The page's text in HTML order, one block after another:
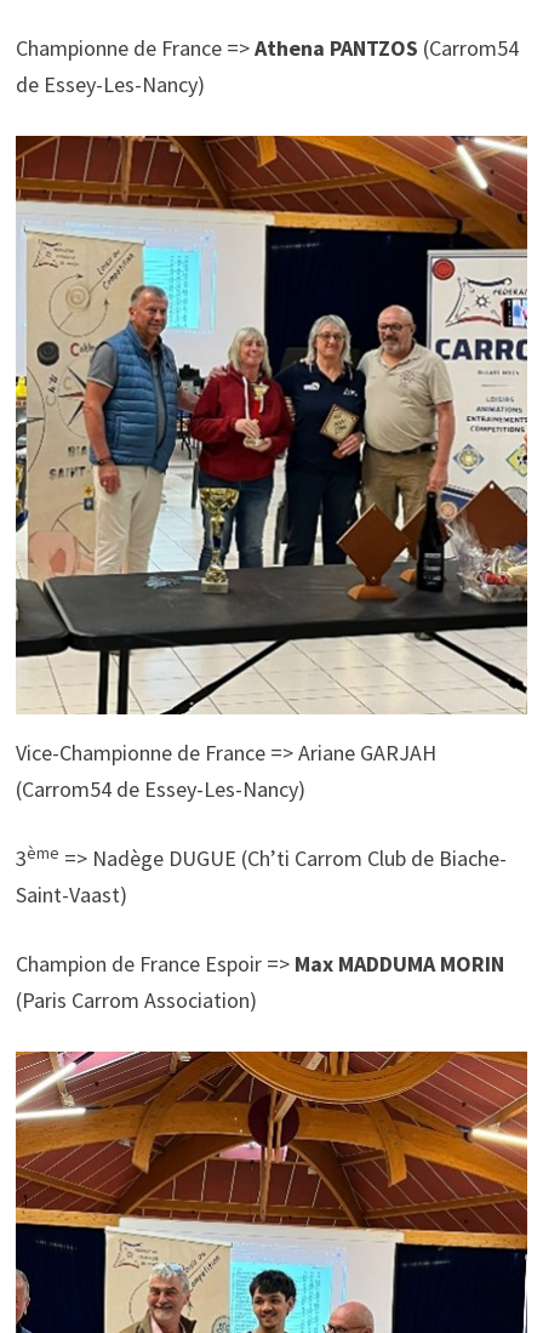
Championne de France =>Athena PANTZOS (Carrom54
de Essey-Les-Nancy)
Vice-Championne de France => Ariane GARJAH
(Carrom54 de Essey-Les-Nancy)
3ème => Nadège DUGUE (Ch’ti Carrom Club de Biache-
Saint-Vaast)
Champion de France Espoir => Max MADDUMA MORIN
(Paris Carrom Association)